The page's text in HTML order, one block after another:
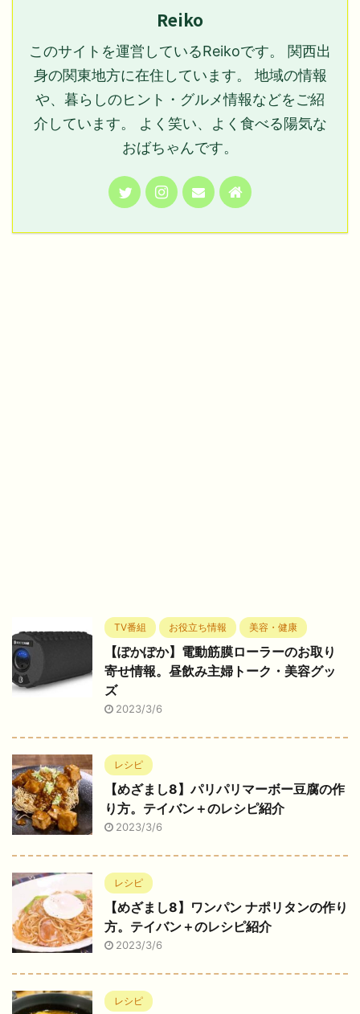
Reiko
このサイトを運営しているReikoです。 関西出
身の関東地方に在住しています。 地域の情報
や、暮らしのヒント・グルメ情報などをご紹
介しています。 よく笑い、よく食べる陽気な
おばちゃんです。
TV番組 お役立ち情報 美容・健康
【ぽかぽか】電動筋膜ローラーのお取り
寄せ情報。昼飲み主婦トーク・美容グッ
ズ
2023/3/6
レシピ
【めざまし8】パリパリマーボー豆腐の作
り方。テイバン＋のレシピ紹介
2023/3/6
レシピ
【めざまし8】ワンパン ナポリタンの作り
方。テイバン＋のレシピ紹介
2023/3/6
レシピ